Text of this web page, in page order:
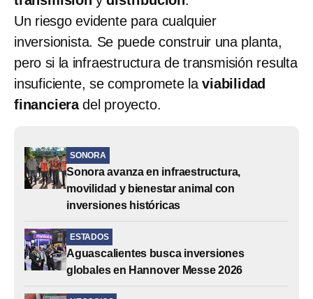
Un riesgo evidente para cualquier
inversionista. Se puede construir una planta,
pero si la infraestructura de transmisión resulta
insuficiente, se compromete laviabilidad
financieradel proyecto.
SONORA
Sonora avanza en infraestructura,
movilidad y bienestar animal con
inversiones históricas
ESTADOS
Aguascalientes busca inversiones
globales en Hannover Messe 2026